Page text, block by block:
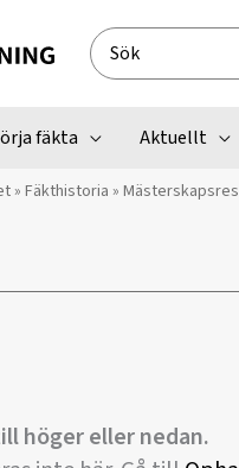
Search
for:
fäkta Aktuellt
» Fäkthistoria »
höger eller nedan.